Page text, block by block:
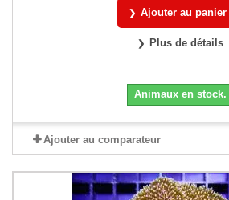
Ajouter au panier
Plus de détails
Animaux en stock.
Ajouter au comparateur